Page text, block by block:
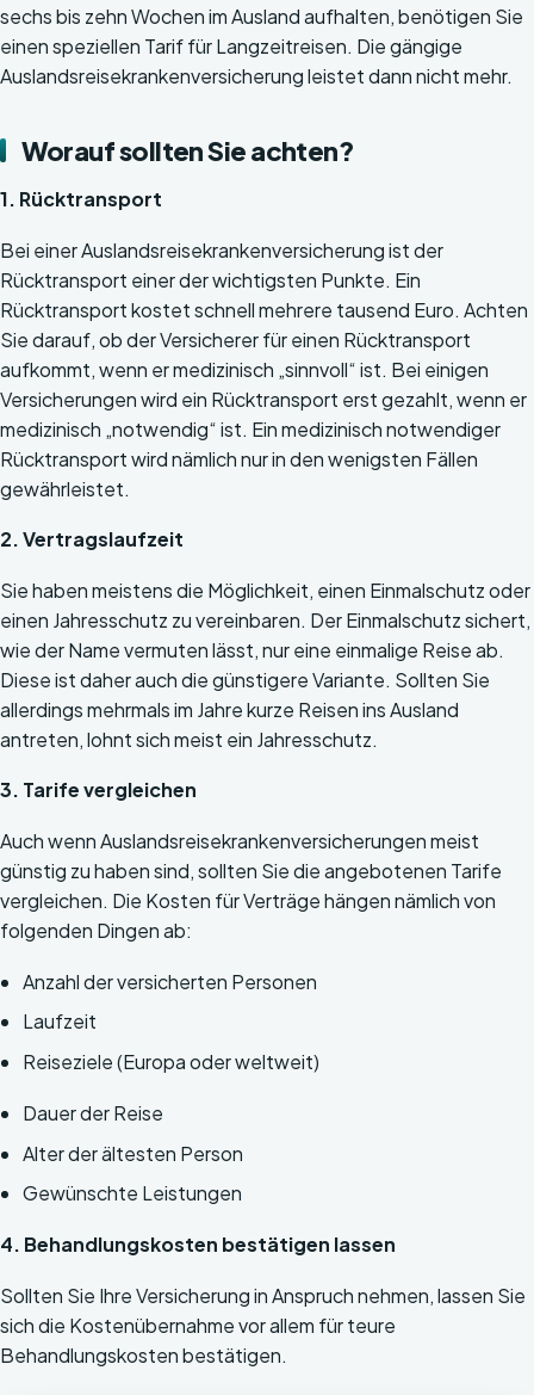
sechs bis zehn Wochen im Ausland aufhalten, benötigen Sie
einen speziellen Tarif für Langzeitreisen. Die gängige
Auslandsreisekrankenversicherung leistet dann nicht mehr.
Worauf sollten Sie achten?
1. Rücktransport
Bei einer Auslandsreisekrankenversicherung ist der
Rücktransport einer der wichtigsten Punkte. Ein
Rücktransport kostet schnell mehrere tausend Euro. Achten
Sie darauf, ob der Versicherer für einen Rücktransport
aufkommt, wenn er medizinisch „sinnvoll“ ist. Bei einigen
Versicherungen wird ein Rücktransport erst gezahlt, wenn er
medizinisch „notwendig“ ist. Ein medizinisch notwendiger
Rücktransport wird nämlich nur in den wenigsten Fällen
gewährleistet.
2. Vertragslaufzeit
Sie haben meistens die Möglichkeit, einen Einmalschutz oder
einen Jahresschutz zu vereinbaren. Der Einmalschutz sichert,
wie der Name vermuten lässt, nur eine einmalige Reise ab.
Diese ist daher auch die günstigere Variante. Sollten Sie
allerdings mehrmals im Jahre kurze Reisen ins Ausland
antreten, lohnt sich meist ein Jahresschutz.
3. Tarife vergleichen
Auch wenn Auslandsreisekrankenversicherungen meist
günstig zu haben sind, sollten Sie die angebotenen Tarife
vergleichen. Die Kosten für Verträge hängen nämlich von
folgenden Dingen ab:
Anzahl der versicherten Personen
Laufzeit
Reiseziele (Europa oder weltweit)
Dauer der Reise
Alter der ältesten Person
Gewünschte Leistungen
4. Behandlungskosten bestätigen lassen
Sollten Sie Ihre Versicherung in Anspruch nehmen, lassen Sie
sich die Kostenübernahme vor allem für teure
Behandlungskosten bestätigen.